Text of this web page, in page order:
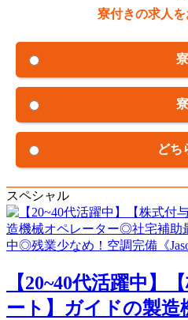
寮付きの求人
どち
スペシャル
【20~40代活躍中】
ート】ガイドの製造